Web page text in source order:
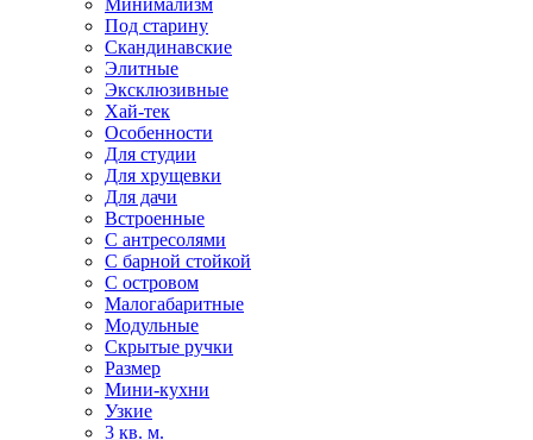
Минимализм
Под старину
Скандинавские
Элитные
Эксклюзивные
Хай-тек
Особенности
Для студии
Для хрущевки
Для дачи
Встроенные
С антресолями
С барной стойкой
С островом
Малогабаритные
Модульные
Скрытые ручки
Размер
Мини-кухни
Узкие
3 кв. м.